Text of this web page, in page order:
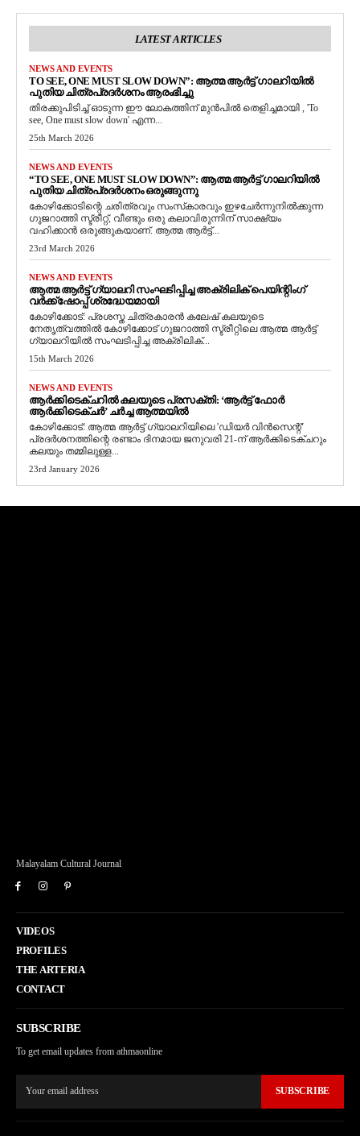
LATEST ARTICLES
NEWS AND EVENTS
TO SEE, ONE MUST SLOW DOWN”: ആത്മ ആർട്ട് ഗാലറിയിൽ
പുതിയ ചിത്രപ്രദർശനം ആരംഭിച്ചു
തിരക്കുപിടിച്ച് ഓടുന്ന ഈ ലോകത്തിന് മുൻപിൽ തെളിച്ചമായി , 'To
see, One must slow down' എന്ന...
25th March 2026
NEWS AND EVENTS
“TO SEE, ONE MUST SLOW DOWN”: ആത്മ ആർട്ട് ഗാലറിയിൽ
പുതിയ ചിത്രപ്രദർശനം ഒരുങ്ങുന്നു
കോഴിക്കോടിന്റെ ചരിത്രവും സംസ്‌കാരവും ഇഴചേർന്നുനിൽക്കുന്ന
ഗുജറാത്തി സ്ട്രീറ്റ്, വീണ്ടും ഒരു കലാവിരുന്നിന് സാക്ഷ്യം
വഹിക്കാൻ ഒരുങ്ങുകയാണ്. ആത്മ ആർട്ട്...
23rd March 2026
NEWS AND EVENTS
ആത്മ ആർട്ട് ഗ്യാലറി സംഘടിപ്പിച്ച അക്രിലിക് പെയിന്റിംഗ്
വർക്ക്‌ഷോപ്പ് ശ്രദ്ധേയമായി
കോഴിക്കോട്: പ്രശസ്ത ചിത്രകാരൻ കലേഷ് കലയുടെ
നേതൃത്വത്തിൽ കോഴിക്കോട് ഗുജറാത്തി സ്ട്രീറ്റിലെ ആത്മ ആർട്ട്
ഗ്യാലറിയിൽ സംഘടിപ്പിച്ച അക്രിലിക്...
15th March 2026
NEWS AND EVENTS
ആർക്കിടെക്ചറിൽ കലയുടെ പ്രസക്തി: ‘ആർട്ട് ഫോർ
ആർക്കിടെക്ചർ’ ചർച്ച ആത്മയിൽ
​കോഴിക്കോട്: ആത്മ ആർട്ട് ഗ്യാലറിയിലെ 'ഡിയർ വിൻസെന്റ്'
പ്രദർശനത്തിന്റെ രണ്ടാം ദിനമായ ജനുവരി 21-ന് ആർക്കിടെക്ചറും
കലയും തമ്മിലുള്ള...
23rd January 2026
Malayalam Cultural Journal
VIDEOS
PROFILES
THE ARTERIA
CONTACT
SUBSCRIBE
To get email updates from athmaonline
SUBSCRIBE